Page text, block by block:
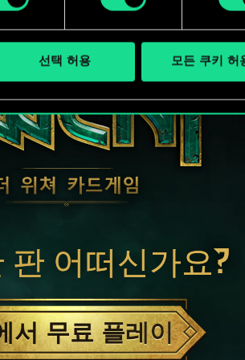
선택 허용 모든 쿠키 허
판 어떠신가요?
서 무료 플레이